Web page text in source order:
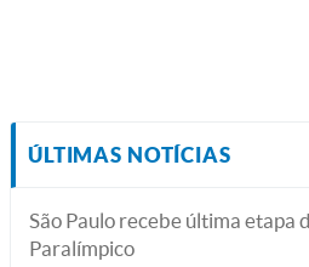
ÚLTIMAS NOTÍCIAS
São Paulo recebe última etapa
Paralímpico